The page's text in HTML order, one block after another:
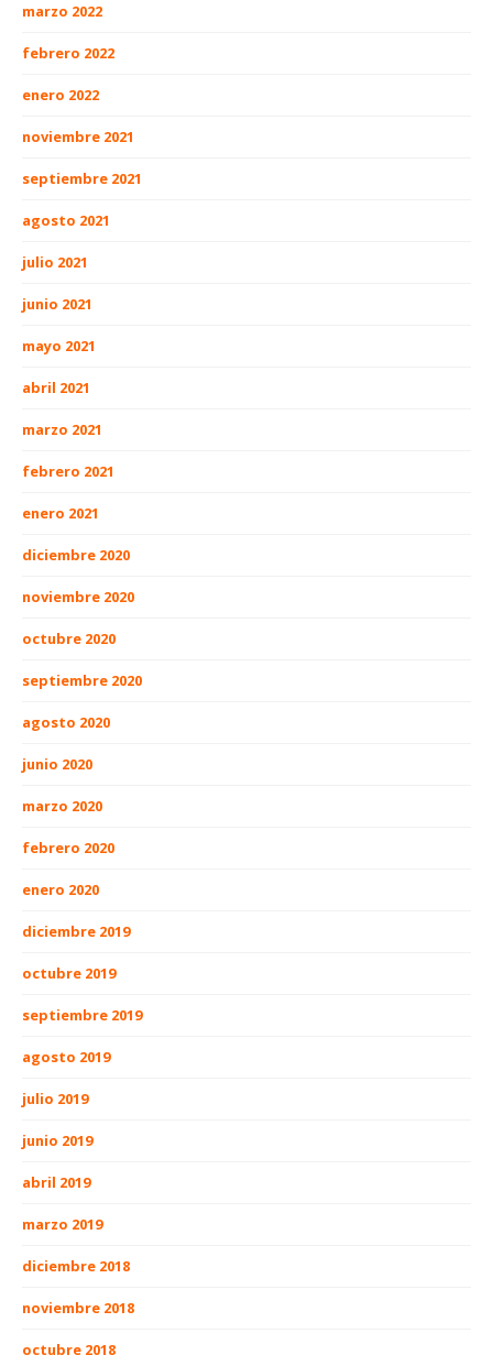
marzo 2022
febrero 2022
enero 2022
noviembre 2021
septiembre 2021
agosto 2021
julio 2021
junio 2021
mayo 2021
abril 2021
marzo 2021
febrero 2021
enero 2021
diciembre 2020
noviembre 2020
octubre 2020
septiembre 2020
agosto 2020
junio 2020
marzo 2020
febrero 2020
enero 2020
diciembre 2019
octubre 2019
septiembre 2019
agosto 2019
julio 2019
junio 2019
abril 2019
marzo 2019
diciembre 2018
noviembre 2018
octubre 2018